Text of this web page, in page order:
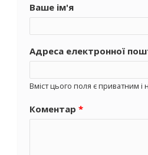
Ваше ім'я
Адреса електронної
Вміст цього поля є приватним і
Коментар *